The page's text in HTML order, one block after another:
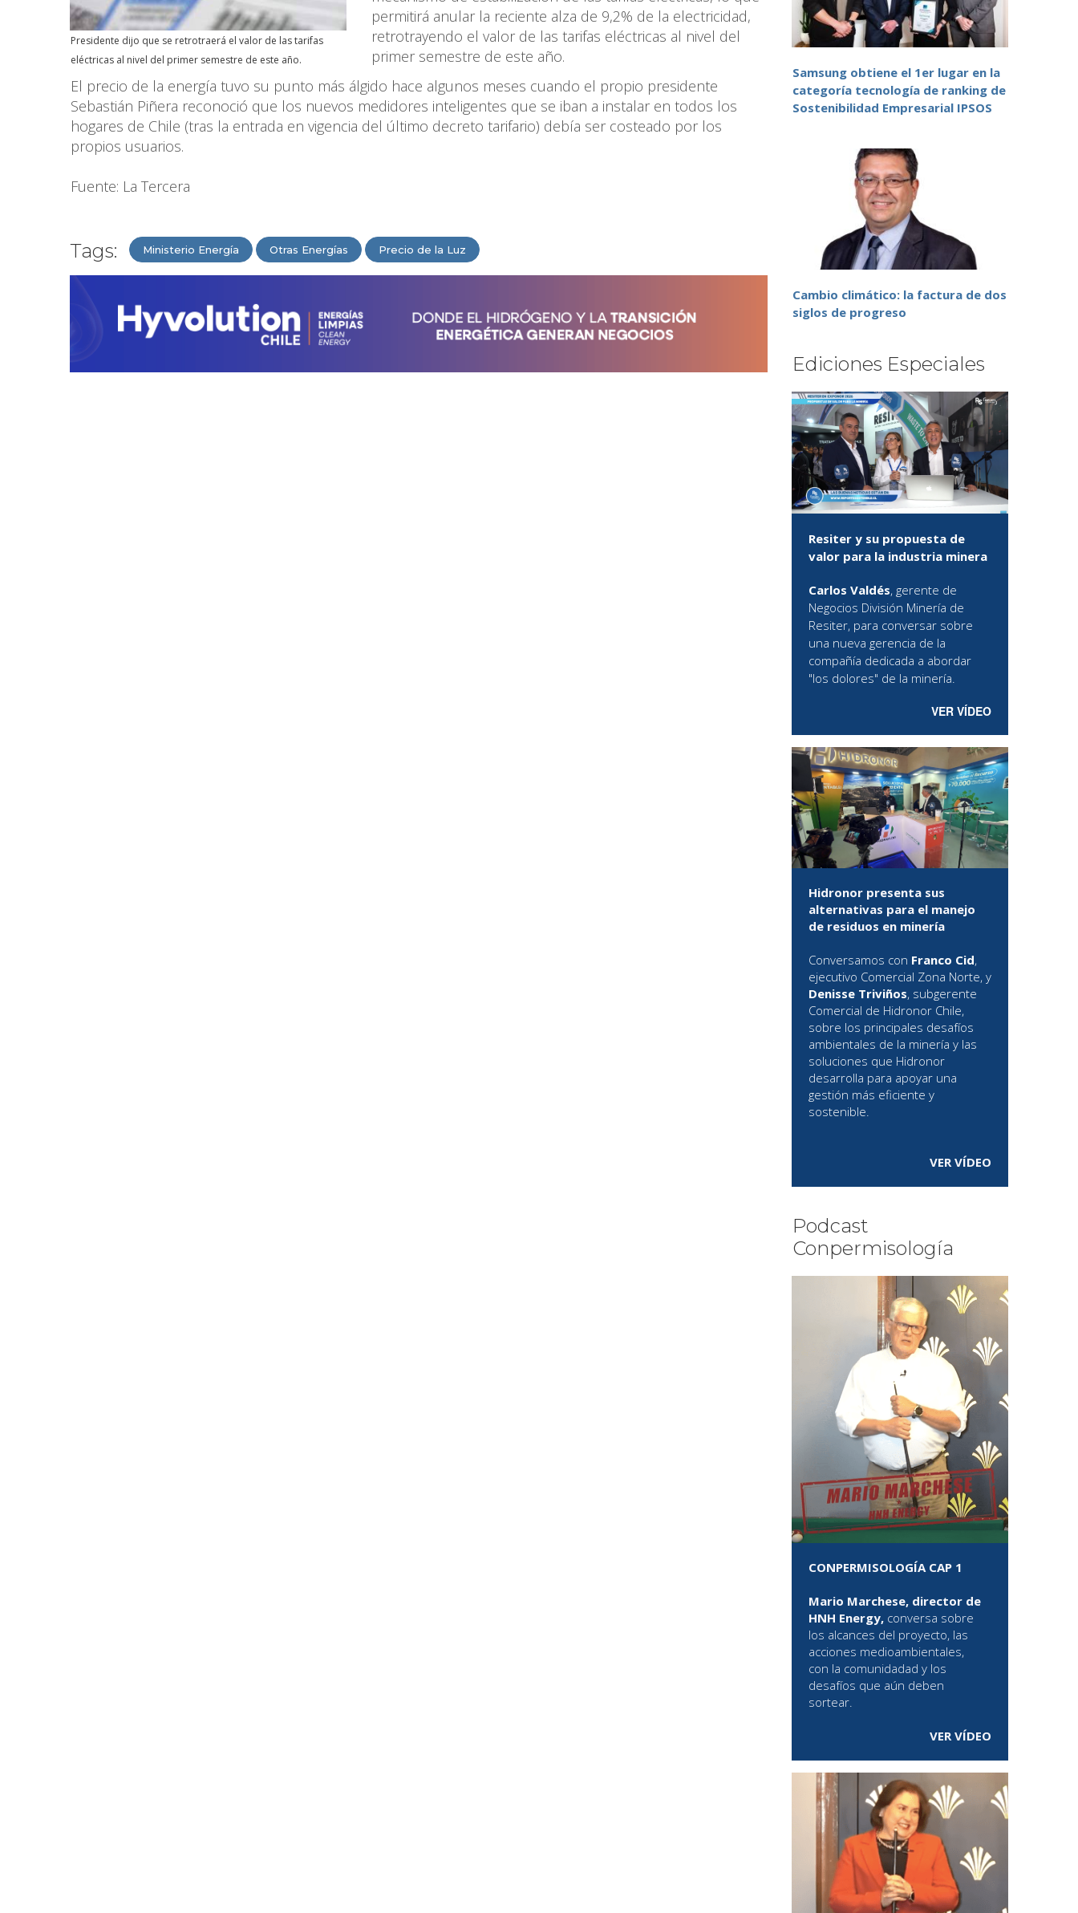
Presidente dijo que se retrotraerá el valor de las tarifas
eléctricas al nivel del primer semestre de este año.
permitirá anular la reciente alza de 9,2% de la electricidad,
retrotrayendo el valor de las tarifas eléctricas al nivel del
primer semestre de este año.
El precio de la energía tuvo su punto más álgido hace algunos meses cuando el propio presidente
Sebastián Piñera reconoció que los nuevos medidores inteligentes que se iban a instalar en todos los
hogares de Chile (tras la entrada en vigencia del último decreto tarifario) debía ser costeado por los
propios usuarios.
Fuente: La Tercera
Tags: Ministerio Energía Otras Energías Precio de la Luz
Samsung obtiene el 1er lugar en la
categoría tecnología de ranking de
Sostenibilidad Empresarial IPSOS
Cambio climático: la factura de dos
siglos de progreso
Ediciones Especiales
Resiter y su propuesta de
valor para la industria minera
Carlos Valdés, gerente de
Negocios División Minería de
Resiter, para conversar sobre
una nueva gerencia de la
compañía dedicada a abordar
"los dolores" de la minería.
VER VÍDEO
Hidronor presenta sus
alternativas para el manejo
de residuos en minería
Conversamos con Franco Cid,
ejecutivo Comercial Zona Norte, y
Denisse Triviños, subgerente
Comercial de Hidronor Chile,
sobre los principales desafíos
ambientales de la minería y las
soluciones que Hidronor
desarrolla para apoyar una
gestión más eficiente y
sostenible.
VER VÍDEO
Podcast
Conpermisología
CONPERMISOLOGÍA CAP 1
Mario Marchese, director de
HNH Energy, conversa sobre
los alcances del proyecto, las
acciones medioambientales,
con la comunidadad y los
desafíos que aún deben
sortear.
VER VÍDEO